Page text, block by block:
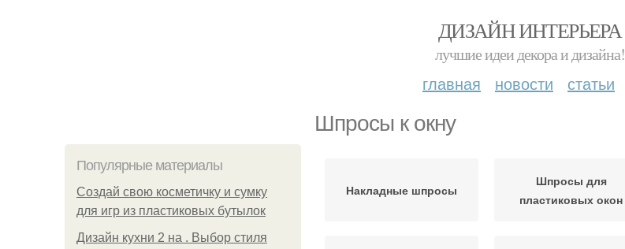
ДИЗАЙН ИНТЕРЬЕРА
лучшие идеи декора и дизайна!
главная новости статьи
Шпросы к окну
Популярные материалы
Создай свою косметичку и сумку
для игр из пластиковых бутылок
Дизайн кухни 2 на . Выбор стиля
Накладные шпросы
Шпросы для
пластиковых окон